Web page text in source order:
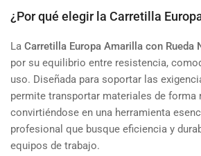
¿Por qué elegir la Carretilla
La Carretilla Europa Amarilla con Rueda
por su equilibrio entre resistencia,
uso. Diseñada para soportar las
permite transportar materiales de forma
convirtiéndose en una herramienta
profesional que busque eficiencia y
equipos de trabajo.